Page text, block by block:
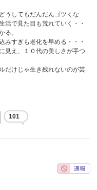
うしてもだんだんゴツくな
活で見た目も荒れていく・・
る。
みすぎも老化を早める・・・
見え、１０代の美しさが手つ
だけじゃ生き残れないのが芸
101